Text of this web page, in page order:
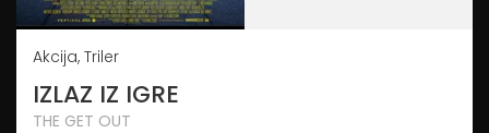
Akcija, Triler
IZLAZ IZ IGRE
THE GET OUT